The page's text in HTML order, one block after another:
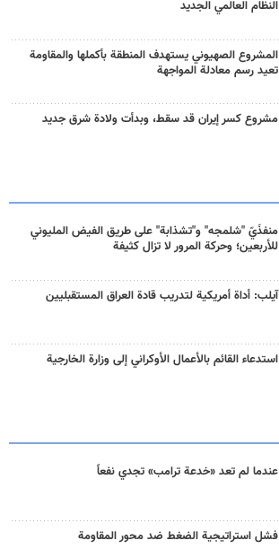
النظام العالمي الجديد
المشروع الصهيوني يستهدف المنطقة بأكملها والمقاومة
تعيد رسم معادلة المواجهة
مشروع كسر إيران قد سقط، وبدأت ولادة شرق جديد
منفذَيّ "شلمجه" و"تشذابة" على طريق الفيض المليوني
للأربعين؛ وحركة المرور لا تزال كثيفة
آيلب: أداة أمريكية لتدريب قادة العراق المستقبليين
استدعاء القائم بالأعمال الأوكراني إلى وزارة الخارجية
عندما لم تعد «خدعة ترامب» تجدي نفعاً
فشل استراتيجية الضغط ضد محور المقاومة